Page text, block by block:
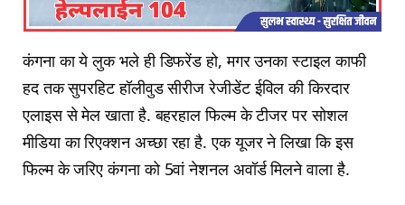
कंगना का ये लुक भले ही डिफरेंड हो, मगर उनका स्टाइल काफी
हद तक सुपरहिट हॉलीवुड सीरीज रेजीडेंट ईविल की किरदार
एलाइस से मेल खाता है. बहरहाल फिल्म के टीजर पर सोशल
मीडिया का रिएक्शन अच्छा रहा है. एक यूजर ने लिखा कि इस
फिल्म के जरिए कंगना को 5वां नेशनल अवॉर्ड मिलने वाला है.